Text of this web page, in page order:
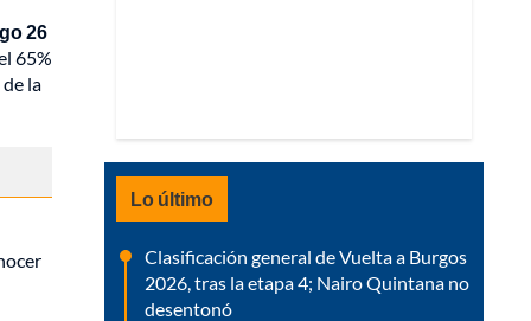
26
65%
la
Lo último
Clasificación general de Vuelta a Burgos
2026, tras la etapa 4; Nairo Quintana no
desentonó